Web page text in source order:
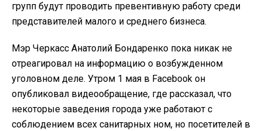
групп будут проводить превентивную работу среди
представителей малого и среднего бизнеса.
Мэр Черкасс Анатолий Бондаренко пока никак не
отреагировал на информацию о возбужденном
уголовном деле. Утром 1 мая в Facebook он
опубликовал видеообращение, где рассказал, что
некоторые заведения города уже работают с
соблюдением всех санитарных ном, но посетителей в